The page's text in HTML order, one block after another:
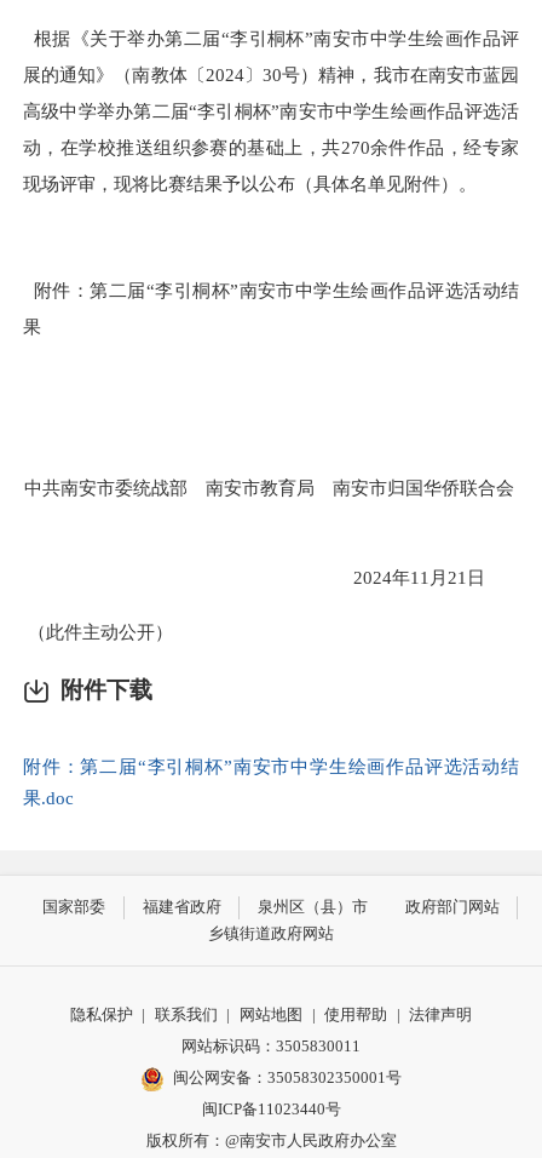
根据《关于举办第二届“李引桐杯”南安市中学生绘画作品评
展的通知》（南教体〔2024〕 30号）精神 ，我市在南安市蓝园
高级中学举办第二届“李引桐杯”南安市中学生绘画作品评选活
动 ，在学校推送组织参赛的基础上，共270余件作品，经专家
现场评审， 现将比赛结果予以公布 （具体名单见附件）。
附件：第二届“李引桐杯”南安市中学生绘画作品评选活动结
果
中共南安市委统战部 南安市教育局 南安市归国华侨联合会
2024年11 月 21 日
（此件主动公开）
附件下载
附件：第二届“李引桐杯”南安市中学生绘画作品评选活动结
果.doc
国家部委 福建省政府 泉州区（县）市
政府部门网站
乡镇街道政府网站
隐私保护 | 联系我们 | 网站地图 | 使用帮助 | 法律声明
网站标识码：3505830011
闽公网安备：35058302350001号
闽ICP备11023440号
版权所有：@南安市人民政府办公室